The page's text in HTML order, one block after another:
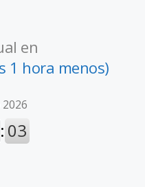
en
1 hora menos)